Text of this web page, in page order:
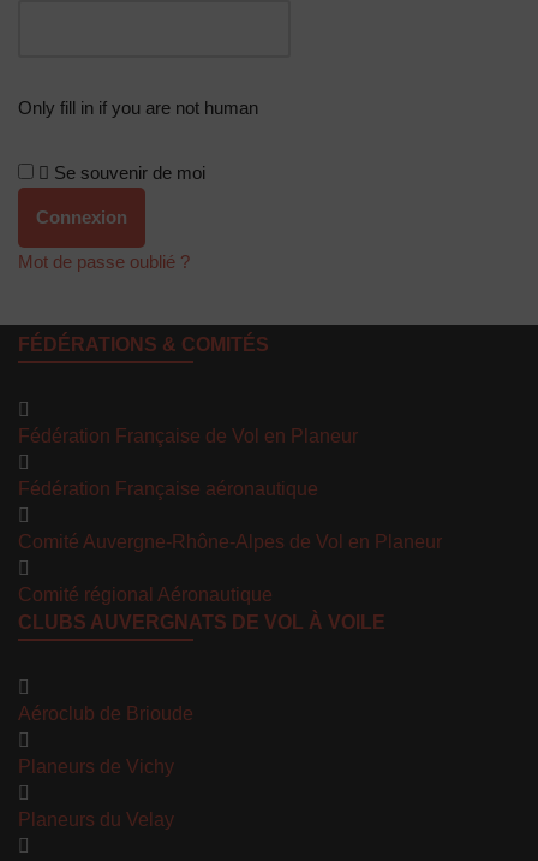
Only fill in if you are not human
Se souvenir de moi
Mot de passe oublié ?
FÉDÉRATIONS & COMITÉS
Fédération Française de Vol en Planeur
Fédération Française aéronautique
Comité Auvergne-Rhône-Alpes de Vol en Planeur
Comité régional Aéronautique
CLUBS AUVERGNATS DE VOL À VOILE
Aéroclub de Brioude
Planeurs de Vichy
Planeurs du Velay